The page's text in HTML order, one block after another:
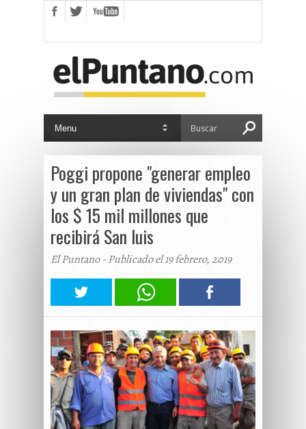
Poggi propone "generar empleo
y un gran plan de viviendas" con
los $ 15 mil millones que
recibirá San luis
El Puntano - Publicado el 19 febrero, 2019